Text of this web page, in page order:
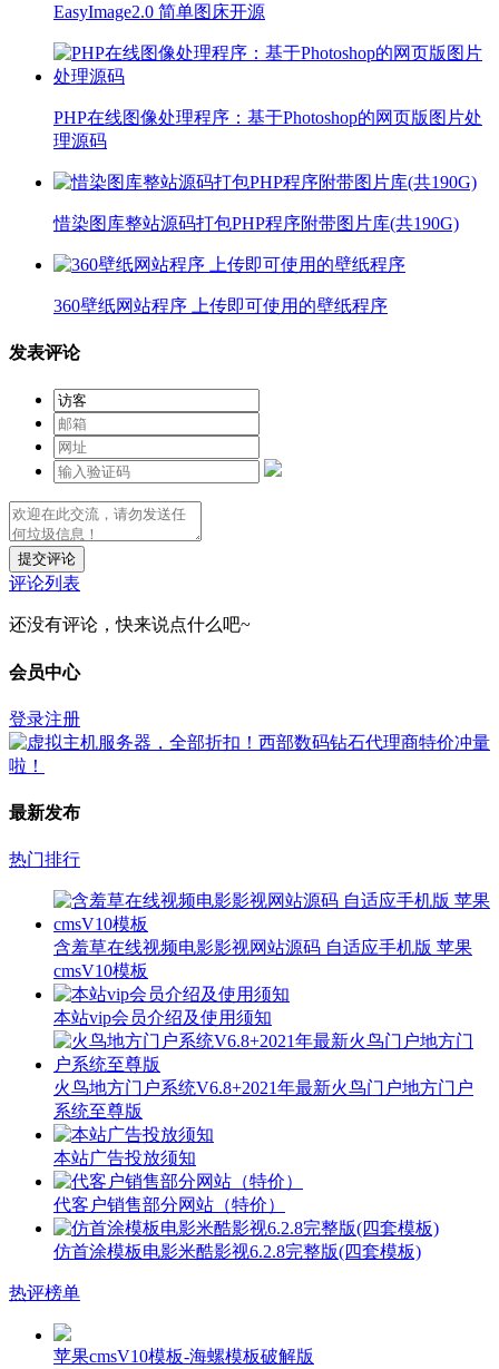
EasyImage2.0 简单图床开源
PHP在线图像处理程序：基于Photoshop的网页版图片处
理源码
惜染图库整站源码打包PHP程序附带图片库(共190G)
360壁纸网站程序 上传即可使用的壁纸程序
发表评论
提交评论
评论列表
还没有评论，快来说点什么吧~
会员中心
登录注册
最新发布
热门排行
含羞草在线视频电影影视网站源码 自适应手机版 苹果
cmsV10模板
本站vip会员介绍及使用须知
火鸟地方门户系统V6.8+2021年最新火鸟门户地方门户
系统至尊版
本站广告投放须知
代客户销售部分网站（特价）
仿首涂模板电影米酷影视6.2.8完整版(四套模板)
热评榜单
苹果cmsV10模板-海螺模板破解版